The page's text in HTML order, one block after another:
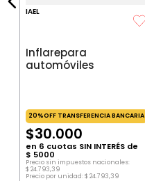
IAEL
Inflarepara
automóviles
20%OFF TRANSFERENCIA BANCARIA
$30.000
en 6 cuotas SIN INTERÉS de
$ 5000
Precio sin impuestos nacionales:
$ 24.793,39
Precio por unidad:$ 24.793,39